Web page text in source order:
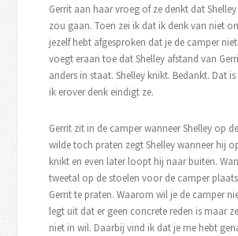
Gerrit aan haar vroeg of ze denkt dat
zou gaan. Toen zei ik dat ik denk van niet
jezelf hebt afgesproken dat je de camper
voegt eraan toe dat Shelley afstand van
anders in staat. Shelley knikt. Bedankt. Dat
ik erover denk eindigt ze.
Gerrit zit in de camper wanneer Shelley op
wilde toch praten zegt Shelley wanneer hij
knikt en even later loopt hij naar buiten.
tweetal op de stoelen voor de camper
Gerrit te praten. Waarom wil je de camper
legt uit dat er geen concrete reden is maar
niet in wil. Daarbij vind ik dat je me hebt